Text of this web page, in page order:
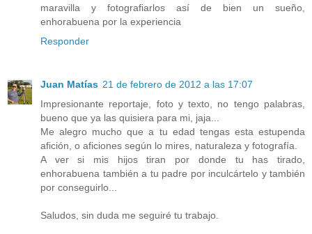
maravilla y fotografiarlos así de bien un sueño,
enhorabuena por la experiencia
Responder
Juan Matías 21 de febrero de 2012 a las 17:07
Impresionante reportaje, foto y texto, no tengo palabras,
bueno que ya las quisiera para mi, jaja...
Me alegro mucho que a tu edad tengas esta estupenda
afición, o aficiones según lo mires, naturaleza y fotografía.
A ver si mis hijos tiran por donde tu has tirado,
enhorabuena también a tu padre por inculcártelo y también
por conseguirlo...
Saludos, sin duda me seguiré tu trabajo.